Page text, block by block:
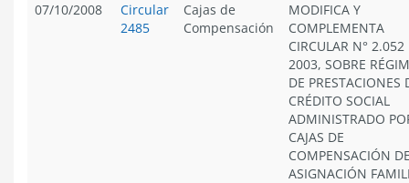
07/10/2008
Circular
2485
Cajas de
Compensación
MODIFICA Y
COMPLEMENTA
CIRCULAR N° 2.052
2003, SOBRE
DE PRESTACIONES
CRÉDITO SOCIAL
ADMINISTRADO
CAJAS DE
COMPENSACIÓN
ASIGNACIÓN